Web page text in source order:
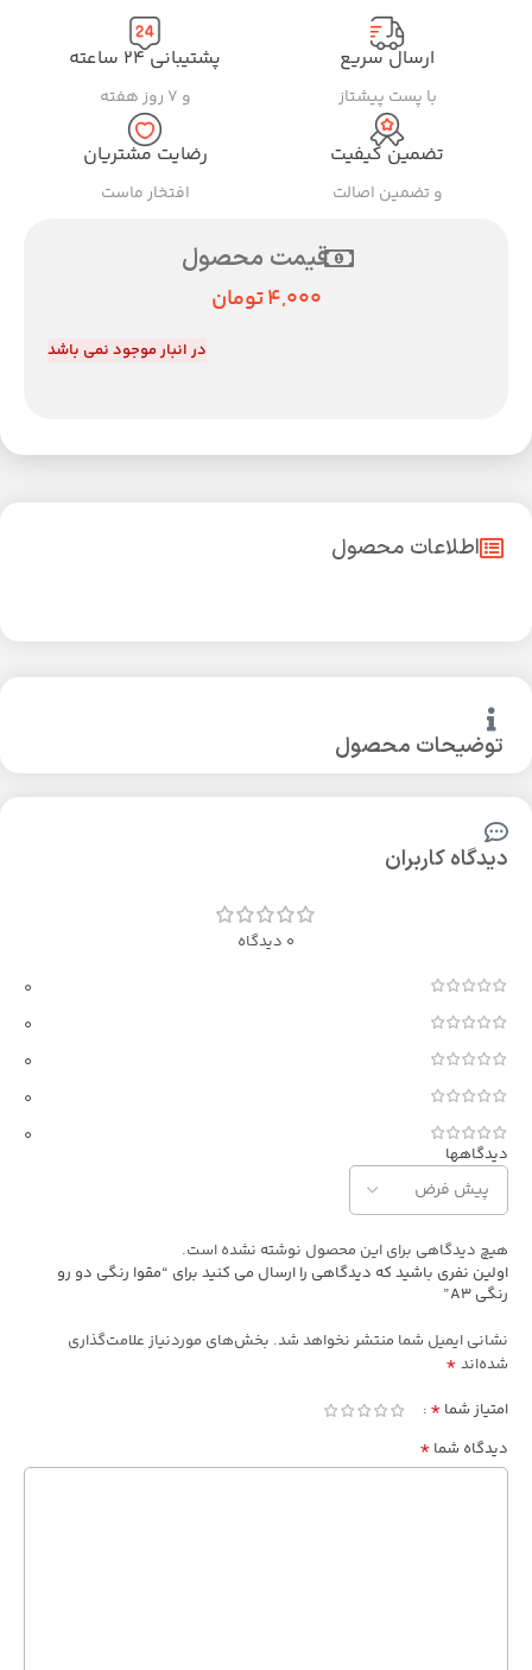
ارسال سریع
با پست پیشتاز
پشتیبانی ۲۴ ساعته
و ۷ روز هفته
تضمین کیفیت
و تضمین اصالت
رضایت مشتریان
افتخار ماست
قیمت محصول
4,000تومان
در انبار موجود نمی باشد
توضیحات محصول
اطلاعات محصول
دیدگاه کاربران
0 دیدگاه
0
0
0
0
0
دیدگاهها
هیچ دیدگاهی برای این محصول نوشته نشده است.
اولین نفری باشید که دیدگاهی را ارسال می کنید برای “مقوا رنگی دو رو
رنگی A3”
نشانی ایمیل شما منتشر نخواهد شد. بخش‌های موردنیاز علامت‌گذاری
شده‌اند *
امتیاز شما *
دیدگاه شما *